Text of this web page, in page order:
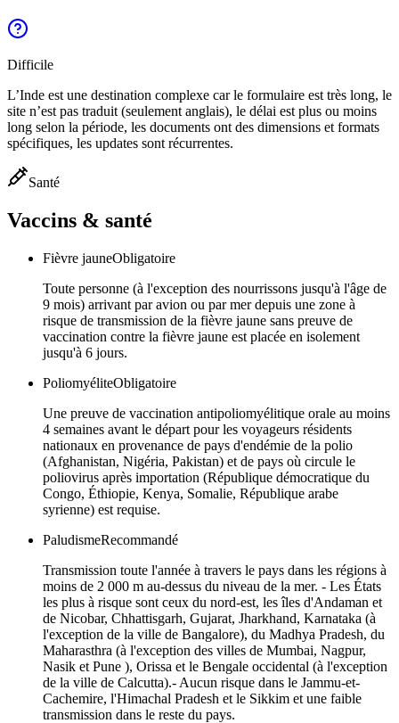
Difficile
L’Inde est une destination complexe car le formulaire est très long, le
site n’est pas traduit (seulement anglais), le délai est plus ou moins
long selon la période, les documents ont des dimensions et formats
spécifiques, les updates sont récurrentes.
Santé
Vaccins & santé
Fièvre jauneObligatoire
Toute personne (à l'exception des nourrissons jusqu'à l'âge de
9 mois) arrivant par avion ou par mer depuis une zone à
risque de transmission de la fièvre jaune sans preuve de
vaccination contre la fièvre jaune est placée en isolement
jusqu'à 6 jours.
PoliomyéliteObligatoire
Une preuve de vaccination antipoliomyélitique orale au moins
4 semaines avant le départ pour les voyageurs résidents
nationaux en provenance de pays d'endémie de la polio
(Afghanistan, Nigéria, Pakistan) et de pays où circule le
poliovirus après importation (République démocratique du
Congo, Éthiopie, Kenya, Somalie, République arabe
syrienne) est requise.
PaludismeRecommandé
Transmission toute l'année à travers le pays dans les régions à
moins de 2 000 m au-dessus du niveau de la mer. - Les États
les plus à risque sont ceux du nord-est, les îles d'Andaman et
de Nicobar, Chhattisgarh, Gujarat, Jharkhand, Karnataka (à
l'exception de la ville de Bangalore), du Madhya Pradesh, du
Maharasthra (à l'exception des villes de Mumbai, Nagpur,
Nasik et Pune ), Orissa et le Bengale occidental (à l'exception
de la ville de Calcutta).- Aucun risque dans le Jammu-et-
Cachemire, l'Himachal Pradesh et le Sikkim et une faible
transmission dans le reste du pays.